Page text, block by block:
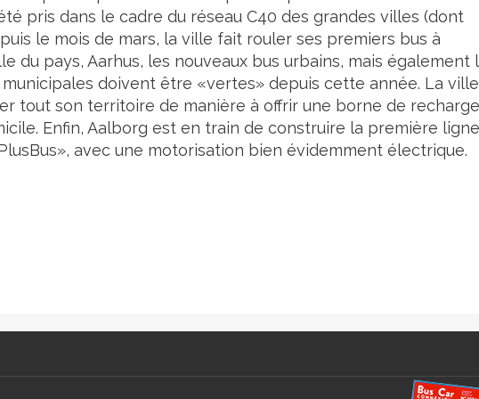
pris dans le cadre du réseau C40 des grandes villes (dont
le mois de mars, la ville fait rouler ses premiers bus à
du pays, Aarhus, les nouveaux bus urbains, mais également
doivent être «vertes» depuis cette année. La ville
tout son territoire de manière à offrir une borne de
Enfin, Aalborg est en train de construire la première ligne
avec une motorisation bien évidemment électrique.